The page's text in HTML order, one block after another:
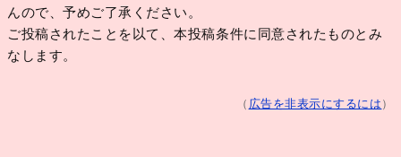
んので、予めご了承ください。
ご投稿されたことを以て、本投稿条件に同意されたものとみ
なします。
（ 広告を非表示にするには ）